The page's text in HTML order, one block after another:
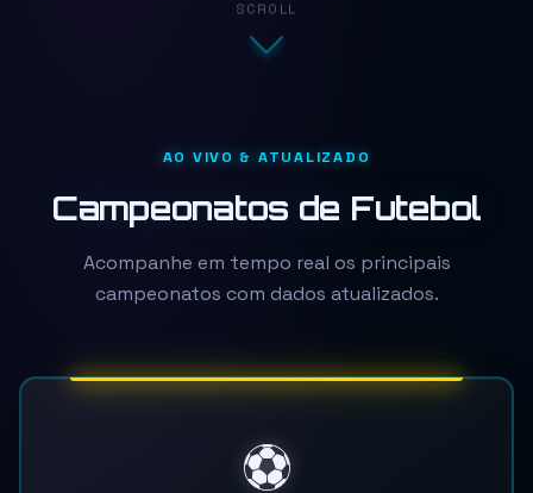
SCROLL
AO VIVO & ATUALIZADO
Campeonatos de Futebol
Acompanhe em tempo real os principais
campeonatos com dados atualizados.
⚽